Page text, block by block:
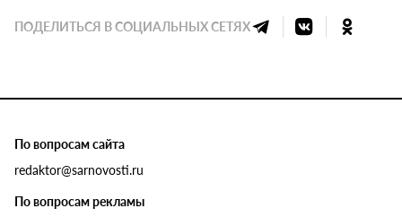
ПОДЕЛИТЬСЯ В СОЦИАЛЬНЫХ СЕТЯХ
По вопросам сайта
redaktor@sarnovosti.ru
По вопросам рекламы